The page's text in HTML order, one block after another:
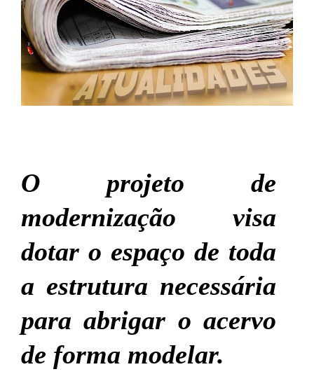
O projeto de
modernização visa
dotar o espaço de toda
a estrutura necessária
para abrigar o acervo
de forma modelar.